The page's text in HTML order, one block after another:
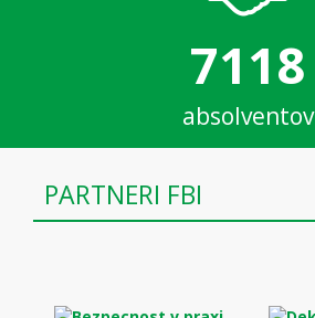
7118
absolventov
PARTNERI FBI